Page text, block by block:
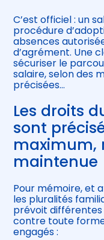
Construire votre
Être prêt pour la
électronique
C’est officiel : un
procédure
absences
d’agrément. Une
sécuriser le
salaire, selon des
précisées…
Les droits
sont
maximum,
maintenue
Pour mémoire, et
les pluralités
prévoit
contre toute
engagés :